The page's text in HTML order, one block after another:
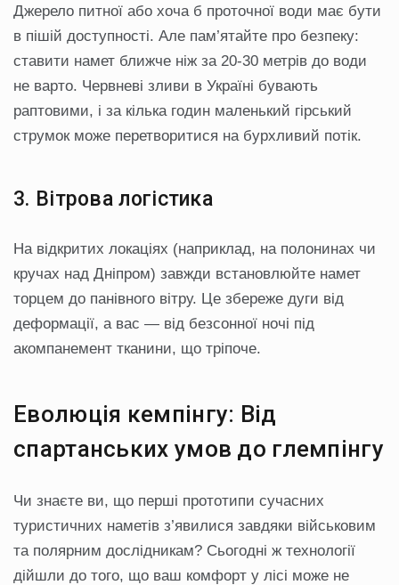
Джерело питної або хоча б проточної води має бути
в пішій доступності. Але пам’ятайте про безпеку:
ставити намет ближче ніж за 20-30 метрів до води
не варто. Червневі зливи в Україні бувають
раптовими, і за кілька годин маленький гірський
струмок може перетворитися на бурхливий потік.
3. Вітрова логістика
На відкритих локаціях (наприклад, на полонинах чи
кручах над Дніпром) завжди встановлюйте намет
торцем до панівного вітру. Це збереже дуги від
деформації, а вас — від безсонної ночі під
акомпанемент тканини, що тріпоче.
Еволюція кемпінгу: Від
спартанських умов до глемпінгу
Чи знаєте ви, що перші прототипи сучасних
туристичних наметів з’явилися завдяки військовим
та полярним дослідникам? Сьогодні ж технології
дійшли до того, що ваш комфорт у лісі може не